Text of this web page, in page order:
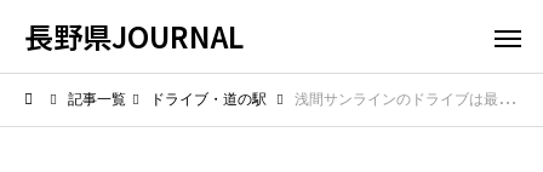
長野県JOURNAL
記事一覧 ドライブ・道の駅 浅間サンラインのドライブは最高！雄大な山々と広大な景色を存分に味わう